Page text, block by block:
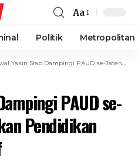
Aa
Politik Metropolitan
Yasin Siap Dampingi PAUD se-Jateng, Kembangkan Pendidikan Holistik Integratif
PAUD se-
Pendidikan